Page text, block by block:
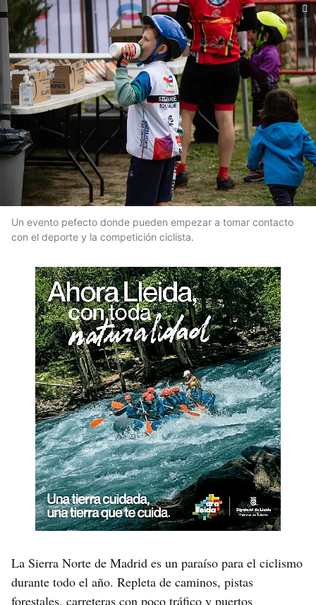
Un evento pefecto donde pueden empezar a tomar contacto
con el deporte y la competición ciclista.
La Sierra Norte de Madrid es un paraíso para el ciclismo
durante todo el año. Repleta de caminos, pistas
forestales, carreteras con poco tráfico y puertos